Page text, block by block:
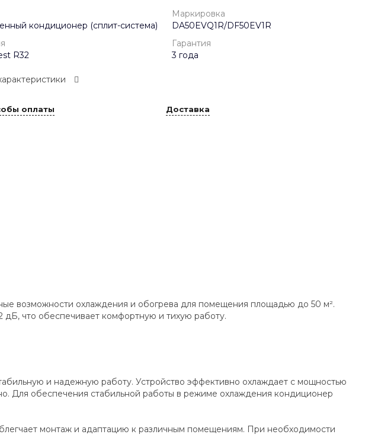
кондиционер (сплит-система)
Маркировка
DA50EVQ1R/DF50EV1R
R32
Гарантия
3 года
оплаты Доставка
возможности охлаждения и обогрева для помещения площадью до 50 м².
что обеспечивает комфортную и тихую работу.
и надежную работу. Устройство эффективно охлаждает с мощностью
Для обеспечения стабильной работы в режиме охлаждения кондиционер
монтаж и адаптацию к различным помещениям. При необходимости